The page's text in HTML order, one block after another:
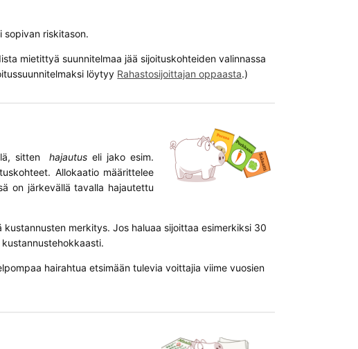
sopivan riskitason.
mietittyä suunnitelmaa jää sijoituskohteiden valinnassa
löytyy Rahastosijoittajan oppaasta.)
sittenhajautus eli jako esim.
Allokaatio määrittelee
on järkevällä tavalla hajautettu
merkitys. Jos haluaa sijoittaa esimerkiksi 30
hairahtua etsimään tulevia voittajia viime vuosien